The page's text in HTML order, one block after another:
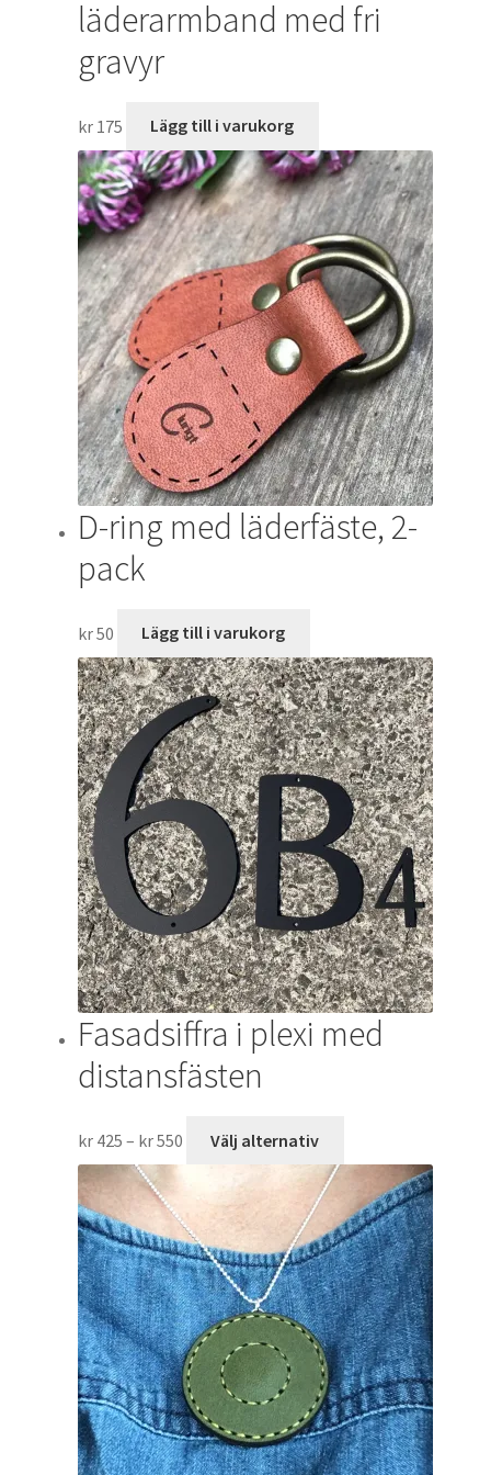
läderarmband med fri
gravyr
kr175 Lägg till i varukorg
D-ring med läderfäste, 2-
pack
kr50 Lägg till i varukorg
Fasadsiffra i plexi med
distansfästen
kr425 – kr550
kr 550
Välj alternativ
produkten
har
flera
varianter.
De
olika
alternativen
kan
väljas
på
produktsidan